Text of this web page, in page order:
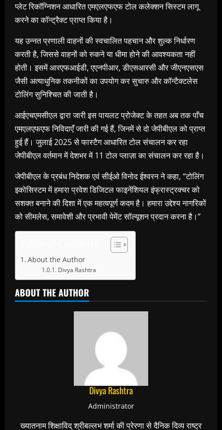
प्लेट रिकॉग्निशन आधारित एमएलएफएफ टोल कलेक्शन सिस्टम लागू
करने का कॉन्ट्रैक्ट प्राप्त किया है।
यह उन्नत प्रणाली वाहनों की स्वचालित पहचान और शुल्क निर्धारण
करती है, जिससे वाहनों को रुकने या धीमा होने की आवश्यकता नहीं
होती। इसमें आरएफआईडी, एएनपीआर, डीएसआरसी और जीएनएसएस
जैसी अत्याधुनिक तकनीकों का उपयोग कर सुचारु और कॉन्टैक्टलेस
टोलिंग सुनिश्चित की जाती है।
आईएचएमसीएल द्वारा जारी इस पायलट प्रोजेक्ट के तहत अब तक पाँच
एमएलएफएफ निविदाएँ जारी की गई हैं, जिनमें से दो जेपीबीएल को प्राप्त
हुई हैं। जुलाई 2025 से फास्टैग आधारित टोल संचालन कर रहा
जेपीबीएल वर्तमान में देशभर में 11 टोल प्लाज़ा का संचालन कर रहा है।
जेपीबीएल के प्रबंध निदेशक एवं सीईओ विनोद ईश्वरन ने कहा, “टोलिंग
इकोसिस्टम में हमारा प्रवेश डिजिटल फाइनेंशियल इंफ्रास्ट्रक्चर को
सशक्त बनाने की दिशा में एक महत्वपूर्ण कदम है। हमारा उद्देश्य नागरिकों
को सीमलेस, समावेशी और प्रभावी पेमेंट सॉल्यूशन प्रदान करना है।”
About the Author
Divya Rashtra
ABOUT THE AUTHOR
Divya Rashtra
Administrator
ख्यातनाम शिक्षाविद् श्रीबल्लभ शर्मा की प्रेरणा से दैनिक दिव्य राष्ट्र